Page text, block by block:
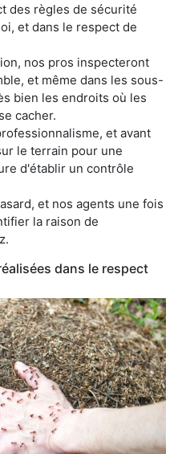
des règles de sécurité
et dans le respect de
nos pros inspecteront
et même dans les sous-
bien les endroits où les
cacher.
et avant
le terrain pour une
d'établir un contrôle
et nos agents une fois
la raison de
dans le respect